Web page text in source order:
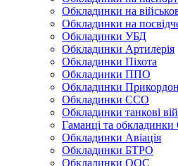
Обкладинки на
Обкладинки на
Обкладинки УБД
Обкладинки Артилерія
Обкладинки Піхота
Обкладинки ППО
Обкладинки
Обкладинки ССО
Обкладинки танкові
Гаманці та
Обкладинки Авіація
Обкладинки БТРО
Обкладинки ООС